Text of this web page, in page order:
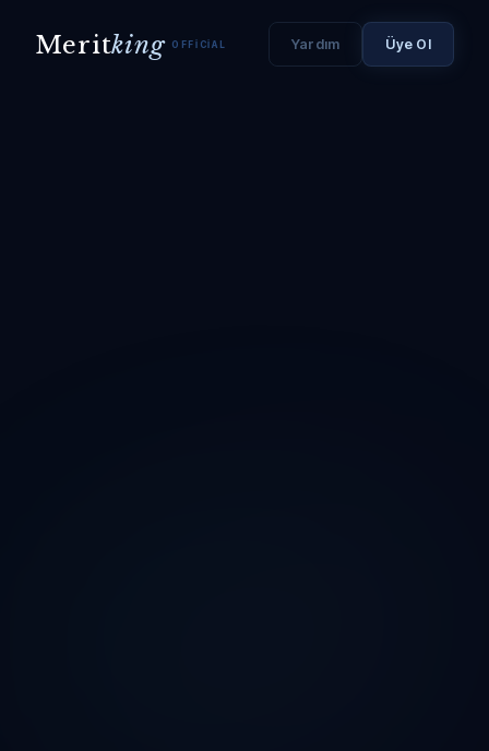
Meritking OFFICIAL Yardım Üye Ol